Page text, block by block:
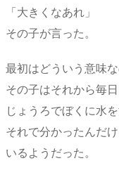
「大きくなあれ」
その子が言った。
最初はどういう意味
その子はそれから毎
じょうろでぼくに水
それで分かったんだ
いるようだった。